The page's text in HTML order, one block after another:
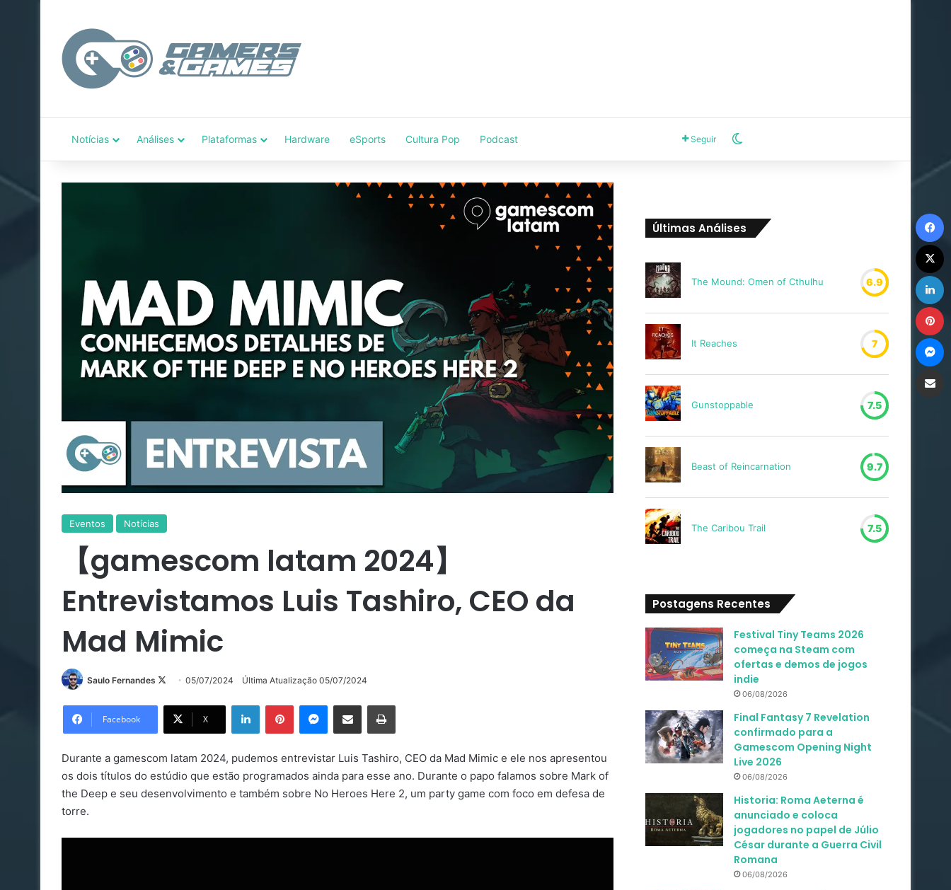
Notícias Análises Plataformas Hardware eSports Cultura Pop Podcast Seguir
Eventos Notícias
【gamescom latam 2024】
Entrevistamos Luis Tashiro, CEO da
Mad Mimic
Saulo Fernandes
Follow05/07/2024 Última Atualização 05/07/2024
Facebook X
LinkedinPinterestMessenger
Compartilhar via e-mail Imprimir
Durante a gamescom latam 2024, pudemos entrevistar Luis Tashiro, CEO da Mad Mimic e ele nos apresentou
os dois títulos do estúdio que estão programados ainda para esse ano. Durante o papo falamos sobre Mark of
the Deep e seu desenvolvimento e também sobre No Heroes Here 2, um party game com foco em defesa de
torre.
Últimas Análises
The Mound: Omen of Cthulhu 6.9
It Reaches 7
Gunstoppable 7.5
Beast of Reincarnation 9.7
The Caribou Trail 7.5
Postagens Recentes
Festival Tiny Teams 2026
começa na Steam com
ofertas e demos de jogos
indie
06/08/2026
Final Fantasy 7 Revelation
confirmado para a
Gamescom Opening Night
Live 2026
06/08/2026
Historia: Roma Aeterna é
anunciado e coloca
jogadores no papel de Júlio
César durante a Guerra Civil
Romana
06/08/2026